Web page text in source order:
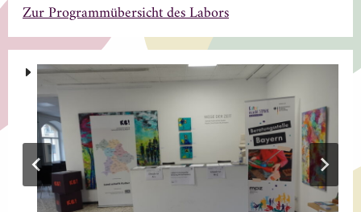
Zur Programmübersicht des Labors